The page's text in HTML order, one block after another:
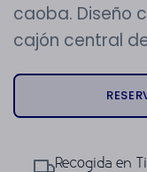
caoba. Diseño
cajón central
Recogida en